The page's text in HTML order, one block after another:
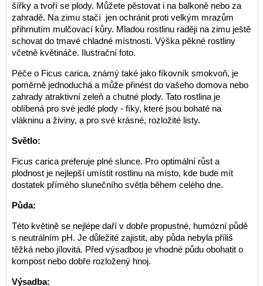
šířky a tvoří se plody. Můžete pěstovat i na balkoně nebo za
zahradě. Na zimu stačí jen ochránit proti velkým mrazům
přihrnutím mulčovací kůry. Mladou rostlinu raději na zimu ještě
schovat do tmavé chladné místnosti. Výška pěkné rostliny
včetně květináče. Ilustrační foto.
Péče o Ficus carica, známý také jako fíkovník smokvoň, je
poměrně jednoduchá a může přinést do vašeho domova nebo
zahrady atraktivní zeleň a chutné plody. Tato rostlina je
oblíbená pro své jedlé plody - fíky, které jsou bohaté na
vlákninu a živiny, a pro své krásné, rozložité listy.
Světlo:
Ficus carica preferuje plné slunce. Pro optimální růst a
plodnost je nejlepší umístit rostlinu na místo, kde bude mít
dostatek přímého slunečního světla během celého dne.
Půda:
Této květině se nejlépe daří v dobře propustné, humózní půdě
s neutrálním pH. Je důležité zajistit, aby půda nebyla příliš
těžká nebo jílovitá. Před výsadbou je vhodné půdu obohatit o
kompost nebo dobře rozložený hnoj.
Výsadba: